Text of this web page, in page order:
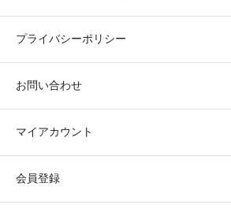
プライバシーポリシー
お問い合わせ
マイアカウント
会員登録